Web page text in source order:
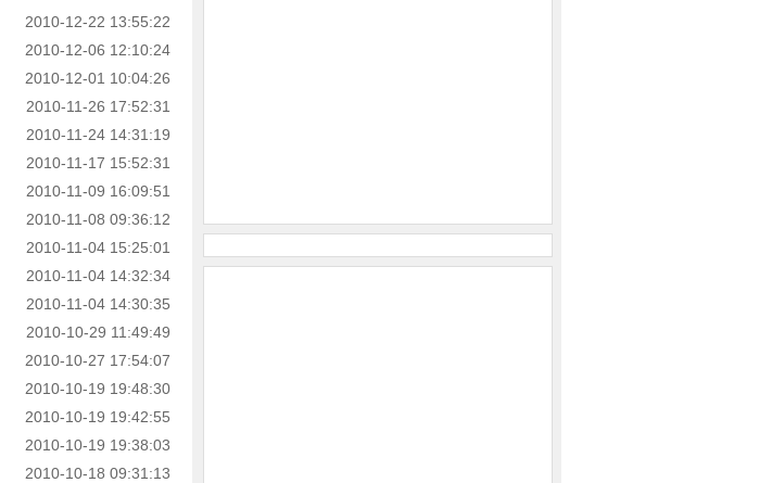
2010-12-22 13:55:22
2010-12-06 12:10:24
2010-12-01 10:04:26
2010-11-26 17:52:31
2010-11-24 14:31:19
2010-11-17 15:52:31
2010-11-09 16:09:51
2010-11-08 09:36:12
2010-11-04 15:25:01
2010-11-04 14:32:34
2010-11-04 14:30:35
2010-10-29 11:49:49
2010-10-27 17:54:07
2010-10-19 19:48:30
2010-10-19 19:42:55
2010-10-19 19:38:03
2010-10-18 09:31:13